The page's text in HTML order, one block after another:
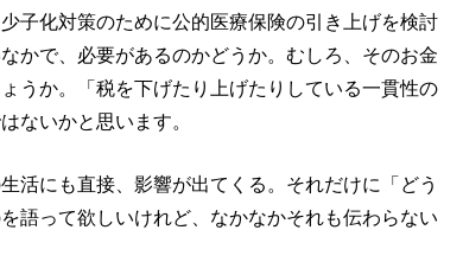
子化対策のために公的医療保険の引き上げを検討
かで、必要があるのかどうか。むしろ、そのお金
うか。「税を下げたり上げたりしている一貫性の
ないかと思います。
活にも直接、影響が出てくる。それだけに「どう
語って欲しいけれど、なかなかそれも伝わらない